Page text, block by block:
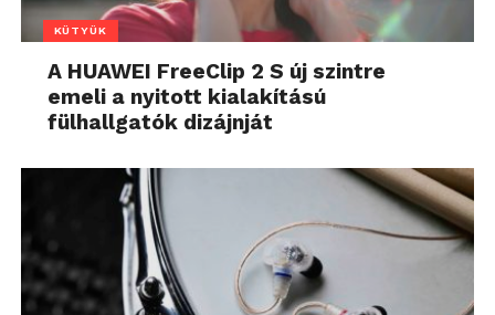
KÜTYÜK
A HUAWEI FreeClip 2 S új szintre
emeli a nyitott kialakítású
fülhallgatók dizájnját